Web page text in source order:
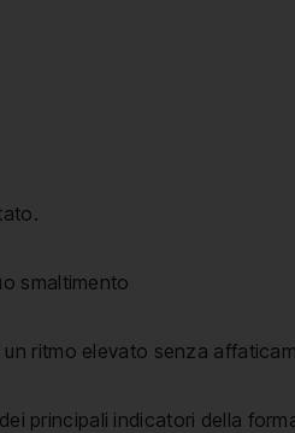
smaltimento
ritmo elevato senza
principali indicatori della